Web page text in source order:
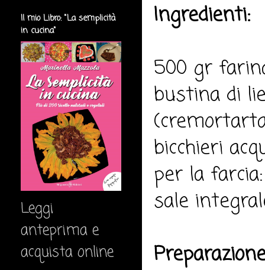
Ingredienti:
500 gr
bustina di
bicchieri
per la
sale
Il mio Libro: "La semplicità
in cucina"
Leggi
anteprima e
acquista online